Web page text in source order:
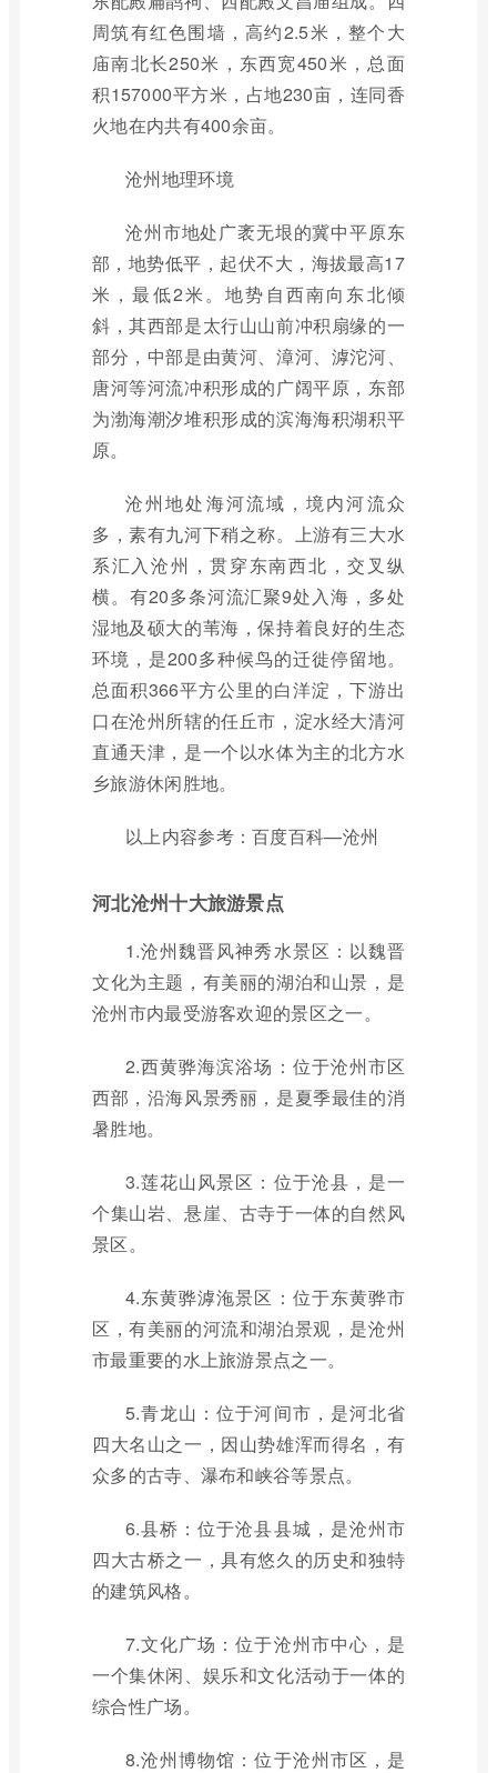
周筑有红色围墙，高约2.5米，整个大
庙南北长250米，东西宽450米，总面
积157000平方米，占地230亩，连同香
火地在内共有400余亩。
沧州地理环境
沧州市地处广袤无垠的冀中平原东
部，地势低平，起伏不大，海拔最高17
米，最低2米。地势自西南向东北倾
斜，其西部是太行山山前冲积扇缘的一
部分，中部是由黄河、漳河、滹沱河、
唐河等河流冲积形成的广阔平原，东部
为渤海潮汐堆积形成的滨海海积湖积平
原。
沧州地处海河流域，境内河流众
多，素有九河下稍之称。上游有三大水
系汇入沧州，贯穿东南西北，交叉纵
横。有20多条河流汇聚9处入海，多处
湿地及硕大的苇海，保持着良好的生态
环境，是200多种候鸟的迁徙停留地。
总面积366平方公里的白洋淀，下游出
口在沧州所辖的任丘市，淀水经大清河
直通天津，是一个以水体为主的北方水
乡旅游休闲胜地。
以上内容参考：百度百科—沧州
河北沧州十大旅游景点
1.沧州魏晋风神秀水景区：以魏晋
文化为主题，有美丽的湖泊和山景，是
沧州市内最受游客欢迎的景区之一。
2.西黄骅海滨浴场：位于沧州市区
西部，沿海风景秀丽，是夏季最佳的消
暑胜地。
3.莲花山风景区：位于沧县，是一
个集山岩、悬崖、古寺于一体的自然风
景区。
4.东黄骅滹沲景区：位于东黄骅市
区，有美丽的河流和湖泊景观，是沧州
市最重要的水上旅游景点之一。
5.青龙山：位于河间市，是河北省
四大名山之一，因山势雄浑而得名，有
众多的古寺、瀑布和峡谷等景点。
6.县桥：位于沧县县城，是沧州市
四大古桥之一，具有悠久的历史和独特
的建筑风格。
7.文化广场：位于沧州市中心，是
一个集休闲、娱乐和文化活动于一体的
综合性广场。
8.沧州博物馆：位于沧州市区，是